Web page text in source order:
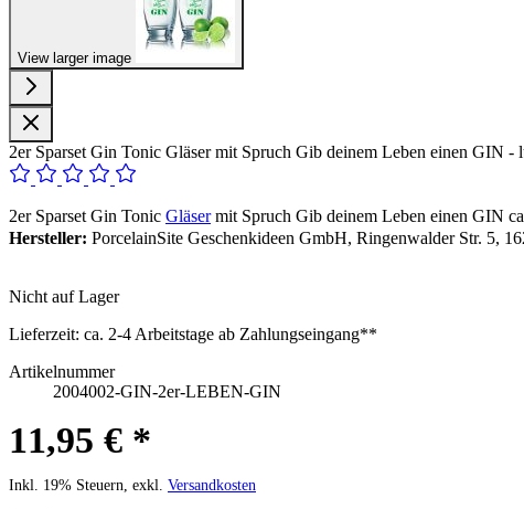
View larger image
2er Sparset Gin Tonic Gläser mit Spruch Gib deinem Leben einen GIN -
2er Sparset Gin Tonic Gläsermit Spruch Gib deinem Leben einen GIN
Hersteller: PorcelainSite Geschenkideen GmbH, Ringenwalder Str. 5,
Nicht auf Lager
Lieferzeit: ca. 2-4 Arbeitstage ab Zahlungseingang**
Artikelnummer
2004002-GIN-2er-LEBEN-GIN
11,95 € *
Inkl. 19% Steuern, exkl. Versandkosten